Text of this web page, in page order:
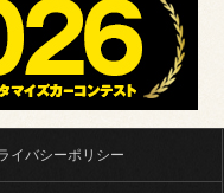
イバシーポリシー